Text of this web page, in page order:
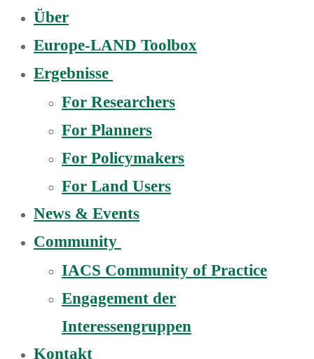
Über
Europe-LAND Toolbox
Ergebnisse
For Researchers
For Planners
For Policymakers
For Land Users
News & Events
Community
IACS Community of Practice
Engagement der
Interessengruppen
Kontakt